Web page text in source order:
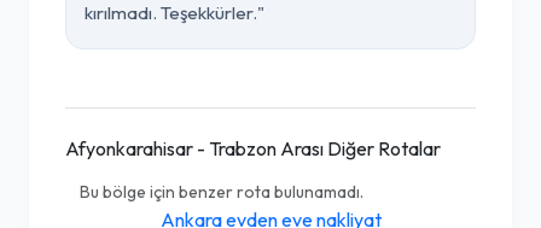
kırılmadı. Teşekkürler."
Afyonkarahisar - Trabzon Arası Diğer Rotalar
Bu bölge için benzer rota bulunamadı.
Ankara evden eve nakliyat